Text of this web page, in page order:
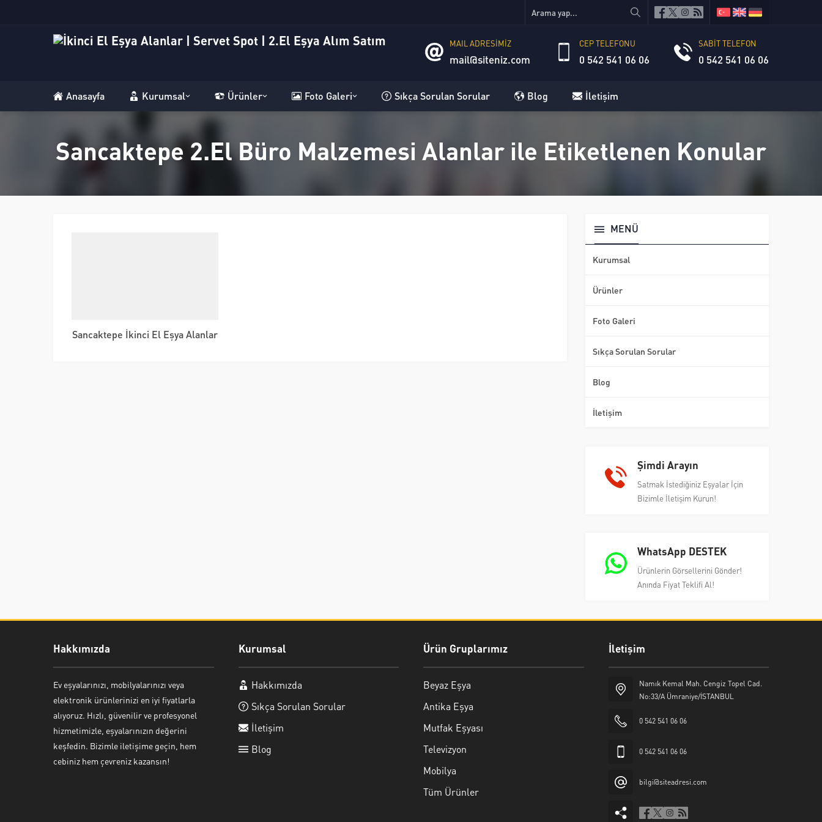
MAIL ADRESİMİZ
mail@siteniz.com
CEP TELEFONU
0 542 541 06 06
SABİT TELEFON
0 542 541 06 06
Anasayfa Kurumsal Ürünler Foto Galeri Sıkça Sorulan Sorular Blog İletişim
Sancaktepe 2.El Büro Malzemesi Alanlar ile Etiketlenen Konular
Sancaktepe İkinci El Eşya Alanlar
MENÜ
Kurumsal
Ürünler
Foto Galeri
Sıkça Sorulan Sorular
Blog
İletişim
Şimdi Arayın
Satmak İstediğiniz Eşyalar İçin
Bizimle İletişim Kurun!
WhatsApp DESTEK
Ürünlerin Görsellerini Gönder!
Anında Fiyat Teklifi Al!
Hakkımızda
Ev eşyalarınızı, mobilyalarınızı veya
elektronik ürünlerinizi en iyi fiyatlarla
alıyoruz. Hızlı, güvenilir ve profesyonel
hizmetimizle, eşyalarınızın değerini
keşfedin. Bizimle iletişime geçin, hem
cebiniz hem çevreniz kazansın!
Kurumsal
Hakkımızda
Sıkça Sorulan Sorular
İletişim
Blog
Ürün Gruplarımız
Beyaz Eşya
Antika Eşya
Mutfak Eşyası
Televizyon
Mobilya
Tüm Ürünler
İletişim
Namık Kemal Mah. Cengiz Topel Cad.
No:33/A Ümraniye/İSTANBUL
0 542 541 06 06
0 542 541 06 06
bilgi@siteadresi.com
Ayşe Yılmaz